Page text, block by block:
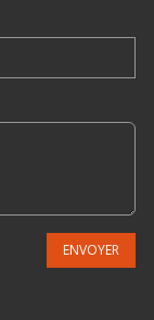
ENVOYER